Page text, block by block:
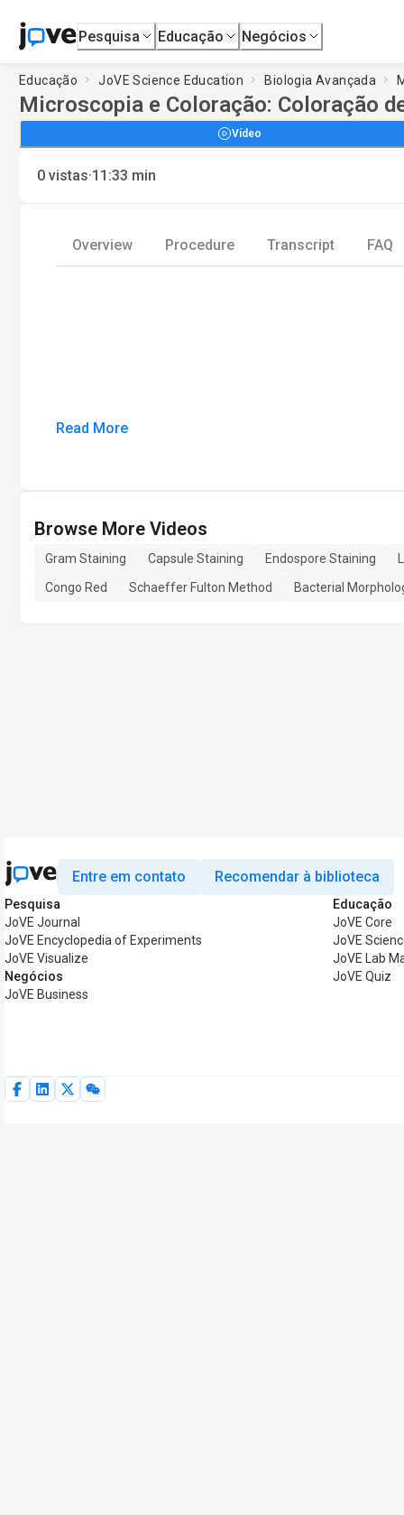
Pesquisa Educação Negócios
Educação JoVE Science Education Biologia Avançada
Microscopia e Coloração: Coloração
Vídeo
0 vistas·11:33 min
Overview Procedure Transcript FAQ
Read More
Browse More Videos
Gram Staining Capsule Staining Endospore Staining
Congo Red
Schaeffer Fulton Method Bacterial
Entre em contato Recomendar à biblioteca
Pesquisa
JoVE Journal
JoVE Encyclopedia of Experiments
JoVE Visualize
Negócios
JoVE Business
Educação
JoVE Core
JoVE
JoVE Lab
JoVE Quiz